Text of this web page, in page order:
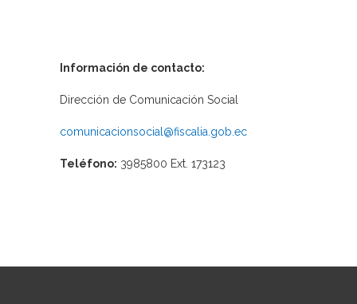
Información de contacto:
Dirección de Comunicación Social
comunicacionsocial@fiscalia.gob.ec
Teléfono: 3985800 Ext. 173123